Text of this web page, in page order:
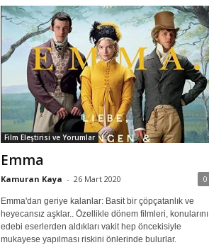
Film Eleştirisi ve Yorumlar
Emma
Kamuran Kaya - 26 Mart 2020 0
Emma'dan geriye kalanlar: Basit bir çöpçatanlık ve
heyecansız aşklar.. Özellikle dönem filmleri, konularını
edebi eserlerden aldıkları vakit hep öncekisiyle
mukayese yapılması riskini önlerinde bulurlar.